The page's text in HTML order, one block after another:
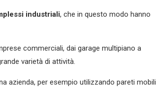
industriali, che in questo modo hanno
commerciali, dai garage multipiano a
varietà di attività.
azienda, per esempio utilizzando pareti mobili